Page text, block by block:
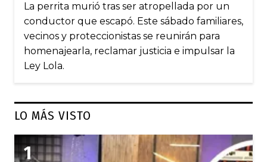
La perrita murió tras ser atropellada por un
conductor que escapó. Este sábado familiares,
vecinos y proteccionistas se reunirán para
homenajearla, reclamar justicia e impulsar la
Ley Lola.
LO MÁS VISTO